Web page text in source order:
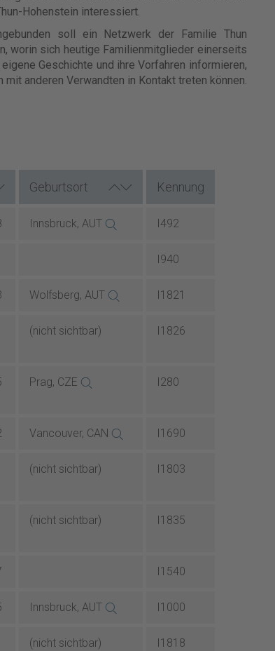
Hohenstein interessiert.
soll ein Netzwerk der Familie Thun
worin sich heutige Familienmitglieder einerseits
eigene Geschichte und ihre Vorfahren informieren,
mit anderen Verwandten in Kontakt treten können.
Geburtsort Kennung
Innsbruck, AUT I492
I940
Wolfsberg, AUT I1821
(nicht sichtbar) I1826
Prag, CZE I280
Vancouver, CAN I1690
(nicht sichtbar) I1803
(nicht sichtbar) I1835
I1540
Innsbruck, AUT I1000
(nicht sichtbar) I1818